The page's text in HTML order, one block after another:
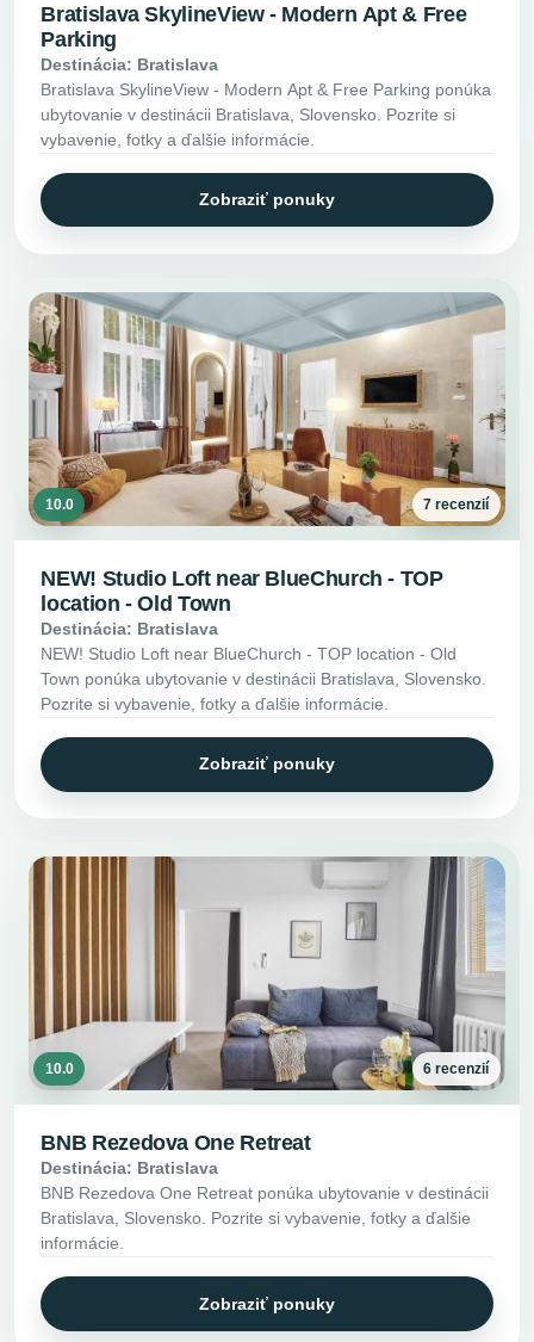
Bratislava SkylineView - Modern Apt & Free
Parking
Destinácia: Bratislava
Bratislava SkylineView - Modern Apt & Free Parking ponúka
ubytovanie v destinácii Bratislava, Slovensko. Pozrite si
vybavenie, fotky a ďalšie informácie.
Zobraziť ponuky
10.0 7 recenzií
NEW! Studio Loft near BlueChurch - TOP
location - Old Town
Destinácia: Bratislava
NEW! Studio Loft near BlueChurch - TOP location - Old
Town ponúka ubytovanie v destinácii Bratislava, Slovensko.
Pozrite si vybavenie, fotky a ďalšie informácie.
Zobraziť ponuky
10.0 6 recenzií
BNB Rezedova One Retreat
Destinácia: Bratislava
BNB Rezedova One Retreat ponúka ubytovanie v destinácii
Bratislava, Slovensko. Pozrite si vybavenie, fotky a ďalšie
informácie.
Zobraziť ponuky